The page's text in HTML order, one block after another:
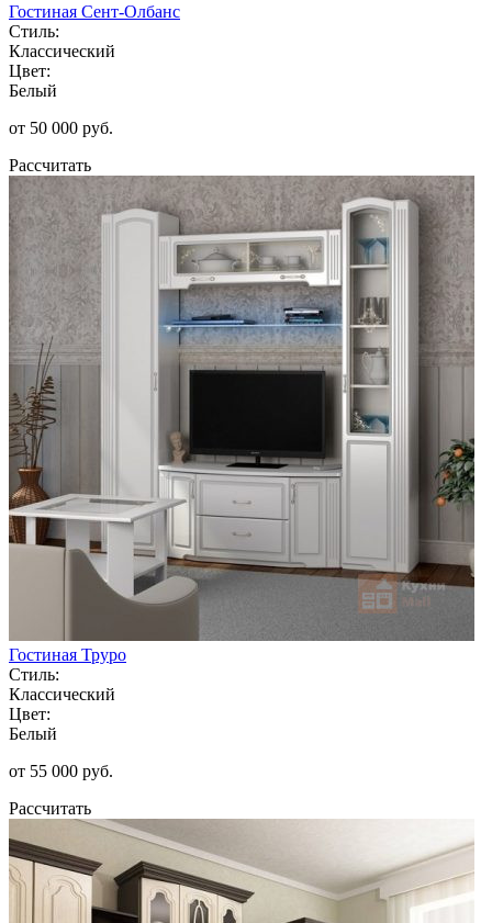
Гостиная Сент-Олбанс
Стиль:
Классический
Цвет:
Белый
от 50 000 руб.
Рассчитать
Гостиная Труро
Стиль:
Классический
Цвет:
Белый
от 55 000 руб.
Рассчитать